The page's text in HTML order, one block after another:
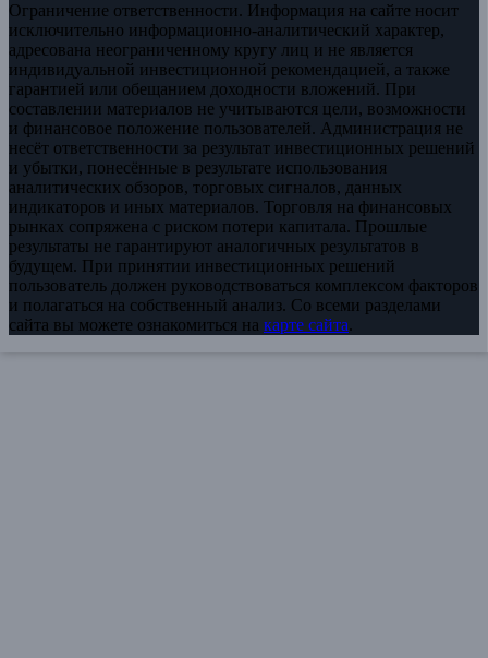
Ограничение ответственности. Информация на сайте носит
исключительно информационно-аналитический характер,
адресована неограниченному кругу лиц и не является
индивидуальной инвестиционной рекомендацией, а также
гарантией или обещанием доходности вложений. При
составлении материалов не учитываются цели, возможности
и финансовое положение пользователей. Администрация не
несёт ответственности за результат инвестиционных решений
и убытки, понесённые в результате использования
аналитических обзоров, торговых сигналов, данных
индикаторов и иных материалов. Торговля на финансовых
рынках сопряжена с риском потери капитала. Прошлые
результаты не гарантируют аналогичных результатов в
будущем. При принятии инвестиционных решений
пользователь должен руководствоваться комплексом факторов
и полагаться на собственный анализ. Со всеми разделами
сайта вы можете ознакомиться на карте сайта.